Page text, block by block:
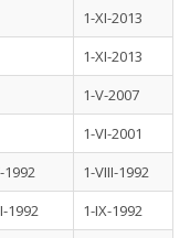
1-XI-2013
1-XI-2013
1-V-2007
1-VI-2001
1992
1-VIII-1992
1992
1-IX-1992